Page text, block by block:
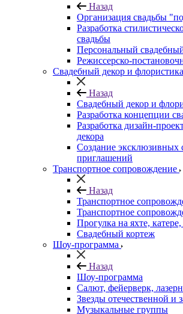
Назад
Организация свадьбы
Разработка
свадьбы
Персональный
Режиссерско-
Свадебный декор и флористика
Назад
Свадебный декор и
Разработка концепции
Разработка дизайн-
декора
Создание эксклюзивных
приглашений
Транспортное сопровождение
Назад
Транспортное
Транспортное
Прогулка на яхте, катере,
Свадебный кортеж
Шоу-программа
Назад
Шоу-программа
Салют, фейерверк,
Звезды отечественной и
Музыкальные группы